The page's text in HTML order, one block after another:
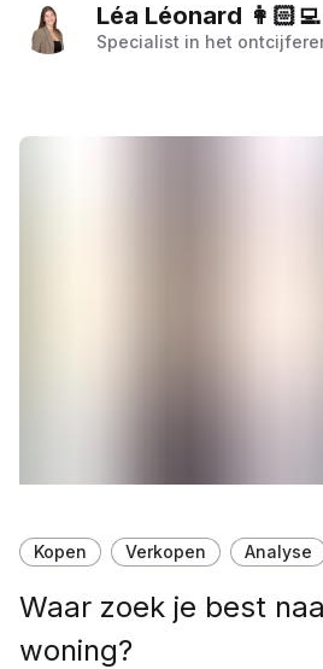
Léa Léonard 👩🏻‍💻
Specialist in het
Kopen Verkopen Analyse
Waar zoek je best
woning?